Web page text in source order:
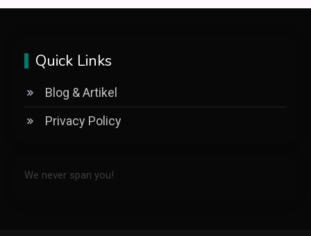
Quick Links
Blog & Artikel
Privacy Policy
We never span you!